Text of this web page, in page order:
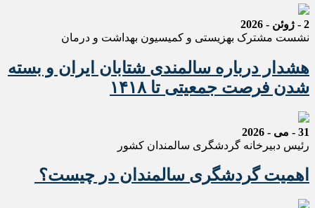
2 - ژوئن - 2026
نشست مشترک بهزیستی و کمیسیون بهداشت و درمان
هشدار درباره سالمندی شتابان ایران و بسته
شدن فرصت جمعیتی تا ۱۴۱۸
31 - می - 2026
رئیس دبیرخانه گردشگری سالمندان کشور
اهمیت گردشگری سالمندان در چیست؟